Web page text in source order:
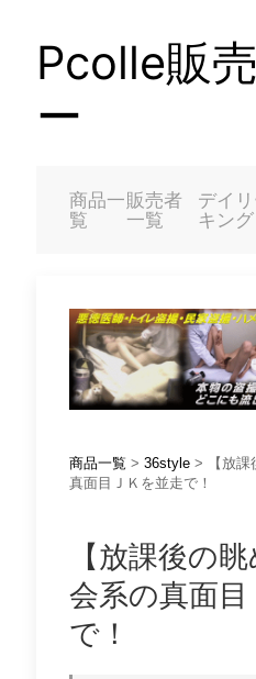
Pcolle販
ー
商品一
覧
販売者
一覧
デイ
キング
商品一覧 > 36style > 【放課
真面目ＪＫを並走で！
【放課後の
会系の真面
で！